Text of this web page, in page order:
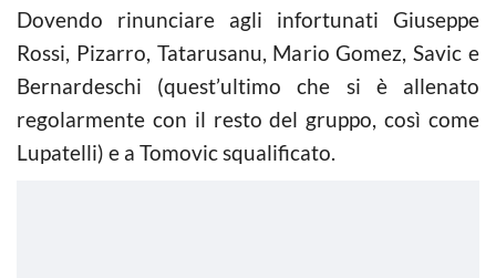
Dovendo rinunciare agli infortunati Giuseppe
Rossi, Pizarro, Tatarusanu, Mario Gomez, Savic e
Bernardeschi (quest’ultimo che si è allenato
regolarmente con il resto del gruppo, così come
Lupatelli) e a Tomovic squalificato.